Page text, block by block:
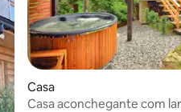
Casa
Casa aconchegante com